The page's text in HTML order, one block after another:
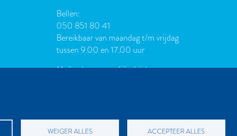
WEIGER ALLES ACCEPTEER ALLES
Bellen:
050 851 80 41
Bereikbaar van maandag t/m vrijdag
tussen 9.00 en 17.00 uur
Mailen kan natuurlijk altijd:
(manuscript/boekidee)